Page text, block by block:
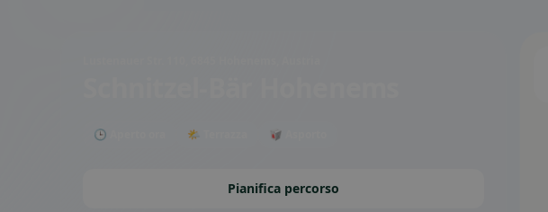
🕒 Aperto ora 🌤 Terrazza 🥡 Asporto
Pianifica percorso